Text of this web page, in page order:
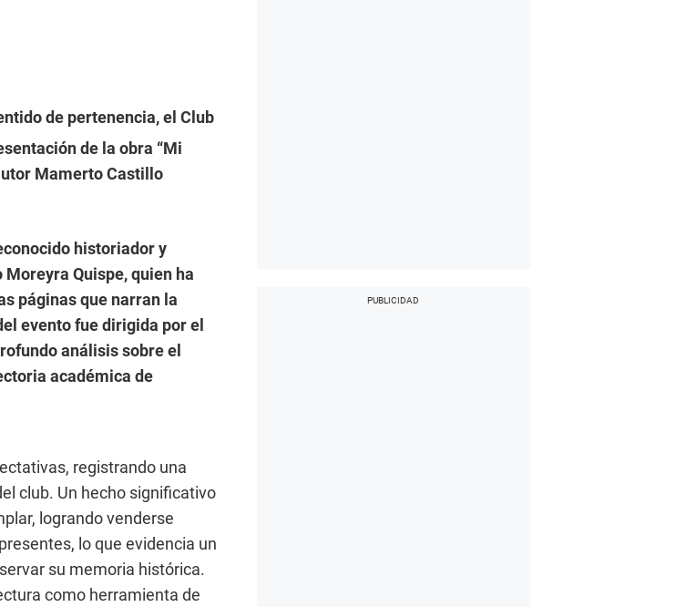
de pertenencia, el Club
de la obra “Mi
Mamerto Castillo
historiador y
Quispe, quien ha
páginas que narran la
evento fue dirigida por el
análisis sobre el
académica de
registrando una
club. Un hecho significativo
logrando venderse
lo que evidencia un
su memoria histórica.
como herramienta de